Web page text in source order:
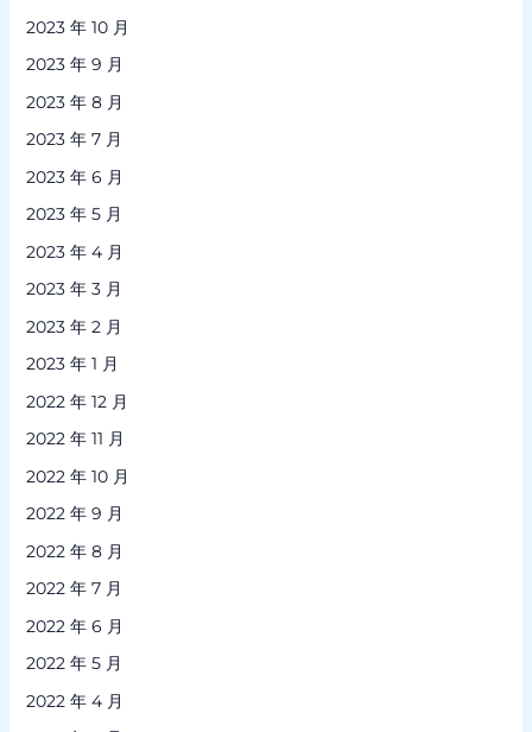
2023 年 10 月
2023 年 9 月
2023 年 8 月
2023 年 7 月
2023 年 6 月
2023 年 5 月
2023 年 4 月
2023 年 3 月
2023 年 2 月
2023 年 1 月
2022 年 12 月
2022 年 11 月
2022 年 10 月
2022 年 9 月
2022 年 8 月
2022 年 7 月
2022 年 6 月
2022 年 5 月
2022 年 4 月